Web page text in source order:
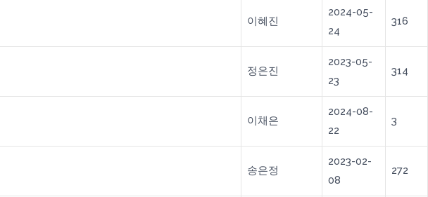
이혜진
2024-05-
24
316
정은진
2023-05-
23
314
이채은
2024-08-
22
3
송은정
2023-02-
08
272